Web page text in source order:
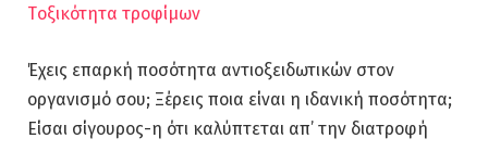
Tοξικότητα τροφίμων
Έχεις επαρκή ποσότητα αντιοξειδωτικών στον
οργανισμό σου; Ξέρεις ποια είναι η ιδανική ποσότητα;
Είσαι σίγουρος-η ότι καλύπτεται απ’ την διατροφή